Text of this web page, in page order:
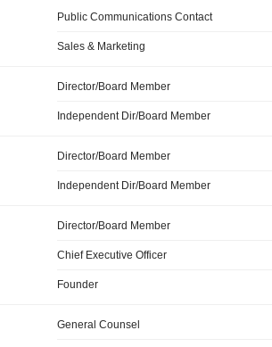
Public Communications Contact
Sales & Marketing
Director/Board Member
Independent Dir/Board Member
Director/Board Member
Independent Dir/Board Member
Director/Board Member
Chief Executive Officer
Founder
General Counsel